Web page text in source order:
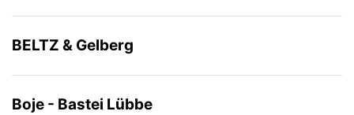
BELTZ & Gelberg
Boje - Bastei Lübbe